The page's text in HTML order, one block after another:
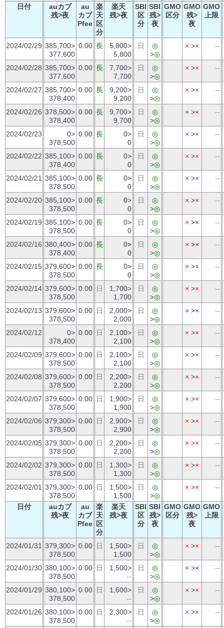
日付
auカブ
残>夜
au
カブ
Pfee
楽
天
区
分
楽天
残>夜
SBI
区
分
SBI
残>
夜
GMO
区分
GMO
残>
夜
GMO
上限
2024/02/29 385,700>
377,600
0.00 長
5,800>
5,800
日
◎
>◎
× >× --
2024/02/28 385,700>
377,600
0.00 長
7,700>
7,700
日
◎
>◎
× >× --
2024/02/27 385,700>
378,400
0.00 長
9,200>
9,200
日
◎
>◎
× >× --
2024/02/26 378,500>
378,400
0.00 長
9,700>
9,700
日
◎
>◎
× >× --
2024/02/23
0>
378,500
0.00 長
0>
0
日
◎
>◎
× >× --
2024/02/22 385,100>
378,400
0.00 長
0>
0
日
◎
>◎
× >× --
2024/02/21 385,100>
378,500
0.00 長
0>
0
日
◎
>◎
× >× --
2024/02/20 385,100>
378,500
0.00 長
0>
0
日
◎
>◎
× >× --
2024/02/19 385,100>
378,500
0.00 長
0>
0
日
◎
>◎
× >× --
2024/02/16 380,400>
378,400
0.00 長
0>
0
日
◎
>◎
× >× --
2024/02/15 379,600>
378,500
0.00 長
0>
0
日
◎
>◎
× >× --
2024/02/14 379,600>
378,500
0.00 日
1,700>
1,700
日
◎
>◎
× >× --
2024/02/13 379,600>
378,500
0.00 日
2,000>
2,000
日
◎
>◎
× >× --
2024/02/12
0>
378,400
0.00 日
2,100>
2,100
日
◎
>◎
× >× --
2024/02/09 379,600>
378,500
0.00 日
2,100>
2,100
日
◎
>◎
× >× --
2024/02/08 379,600>
378,500
0.00 日
2,200>
2,200
日
◎
>◎
× >× --
2024/02/07 379,600>
378,500
0.00 日
1,900>
1,900
日
◎
>◎
× >× --
2024/02/06 379,300>
378,500
0.00 日
2,900>
2,900
日
◎
>◎
× >× --
2024/02/05 379,300>
378,500
0.00 日
2,200>
2,200
日
◎
>◎
× >× --
2024/02/02 379,300>
378,500
0.00 日
1,300>
1,300
日
◎
>◎
× >× --
2024/02/01 379,300>
378,500
0.00 日
1,500>
1,500
日
◎
>◎
× >× --
日付
auカブ
残>夜
au
カブ
Pfee
楽
天
区
分
楽天
残>夜
SBI
区
分
SBI
残>
夜
GMO
区分
GMO
残>
夜
GMO
上限
2024/01/31 379,300>
378,500
0.00 日
1,500>
1,500
日
◎
>◎
× >× --
2024/01/30 380,100>
378,500
0.00 日
1,500>
--
日
◎
>◎
× >× --
2024/01/29 380,100>
378,500
0.00 日
1,600>
--
日
◎
>◎
× >× --
2024/01/26 380,100>
378,500
0.00 日
2,300>
--
日
◎
>◎
× >× --